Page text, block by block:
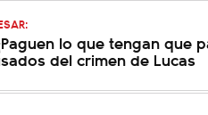
lo que tengan que
del crimen de Lucas